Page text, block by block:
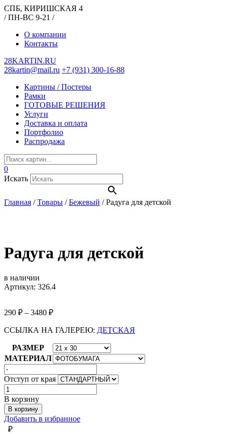
СПБ, КИРИШСКАЯ 4
/ ПН-ВС 9-21 /
О компании
Контакты
28KARTIN.RU
28kartin@mail.ru +7 (931) 300-16-88
Картины / Постеры
Рамки
ГОТОВЫЕ РЕШЕНИЯ
Услуги
Доставка и оплата
Портфолио
Распродажа
0
Искать
Главная /Товары /Бежевый /Радуга для детской
Радуга для детской
в наличии
Артикул: 326.4
290 ₽ – 3480 ₽
ССЫЛКА НА ГАЛЕРЕЮ: ДЕТСКАЯ
РАЗМЕР
МАТЕРИАЛ
Отступ от края
Количество
товара
Радуга
для
детской
В корзину
В корзину
Добавить в избранное
₽